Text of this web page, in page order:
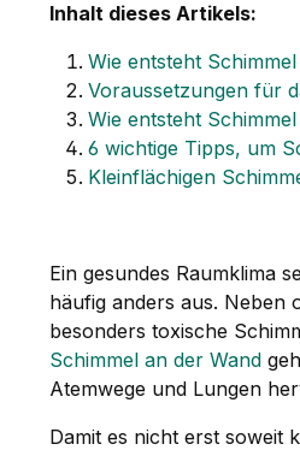
Inhalt dieses Artikels:
Wie entsteht
Voraussetzungen für
Wie entsteht
6 wichtige Tipps, um
Kleinflächigen
Ein gesundes Raumklima
häufig anders aus. Neben
besonders toxische
Schimmel an der Wand
Atemwege und Lungen
Damit es nicht erst soweit